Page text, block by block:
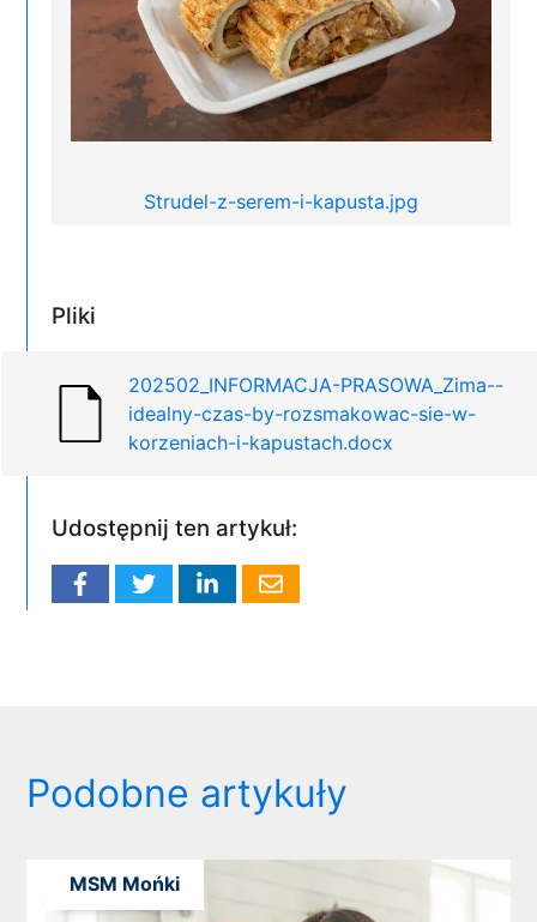
Strudel-z-serem-i-kapusta.jpg
Pliki
202502_INFORMACJA-PRASOWA_Zima--
idealny-czas-by-rozsmakowac-sie-w-
korzeniach-i-kapustach.docx
Udostępnij ten artykuł:
Podobne artykuły
MSM Mońki